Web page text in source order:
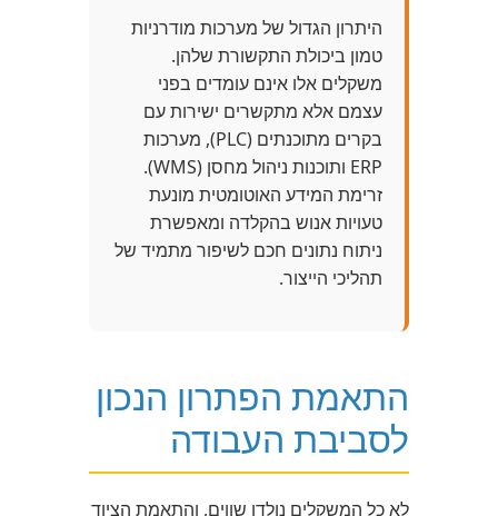
היתרון הגדול של מערכות מודרניות
טמון ביכולת התקשורת שלהן.
משקלים אלו אינם עומדים בפני
עצמם אלא מתקשרים ישירות עם
בקרים מתוכנתים (PLC), מערכות
ERP ותוכנות ניהול מחסן (WMS).
זרימת המידע האוטומטית מונעת
טעויות אנוש בהקלדה ומאפשרת
ניתוח נתונים חכם לשיפור מתמיד של
תהליכי הייצור.
התאמת הפתרון הנכון
לסביבת העבודה
לא כל המשקלים נולדו שווים, והתאמת הציוד